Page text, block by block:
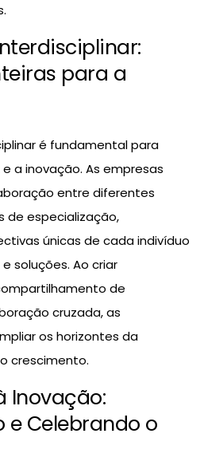
para a
é fundamental para
a inovação. As empresas
entre diferentes
de especialização,
únicas de cada indivíduo
soluções. Ao criar
de
cruzada, as
os horizontes da
crescimento.
Inovação:
e Celebrando o